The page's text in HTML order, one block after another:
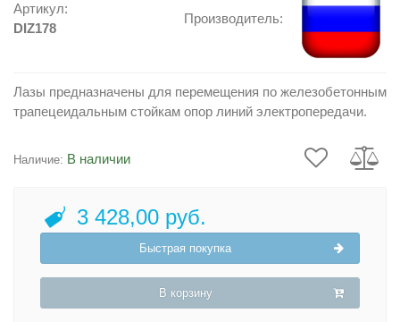
Артикул:
DIZ178
Производитель:
Лазы предназначены для перемещения по железобетонным
трапецеидальным стойкам опор линий электропередачи.
Наличие: В наличии
3 428,00 руб.
Быстрая покупка
В корзину